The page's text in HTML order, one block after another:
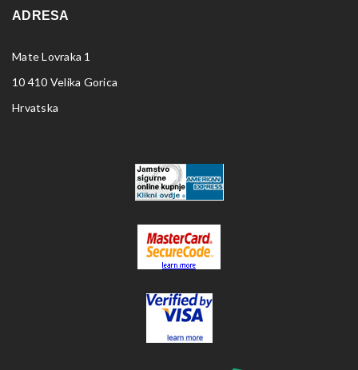
ADRESA
Mate Lovraka 1
10 410 Velika Gorica
Hrvatska